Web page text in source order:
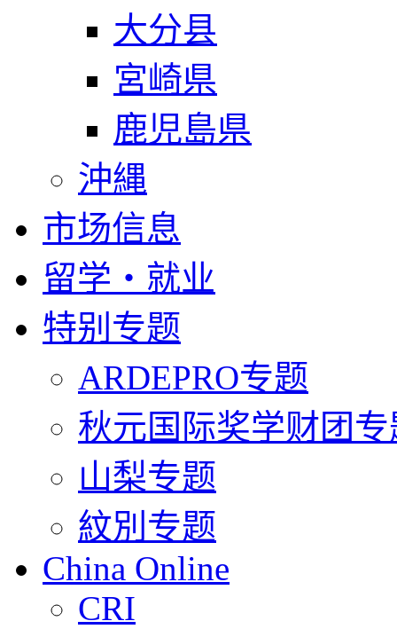
大分县
宮崎県
鹿児島県
沖縄
市场信息
留学・就业
特别专题
ARDEPRO专题
秋元国际奖学财团专
山梨专题
紋別专题
China Online
CRI